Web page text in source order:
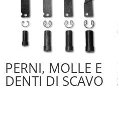
PERNI, MOLLE E
DENTI DI SCAVO